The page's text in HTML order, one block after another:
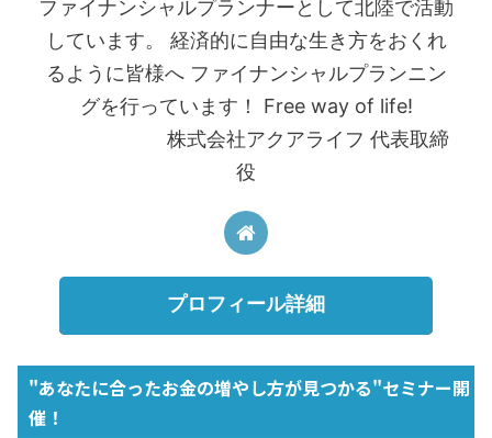
ファイナンシャルプランナーとして北陸で活動
しています。 経済的に自由な生き方をおくれ
るように皆様へ ファイナンシャルプランニン
グを行っています！ Free way of life!
株式会社アクアライフ 代表取締
役
プロフィール詳細
"あなたに合ったお金の増やし方が見つかる"セミナー開
催！